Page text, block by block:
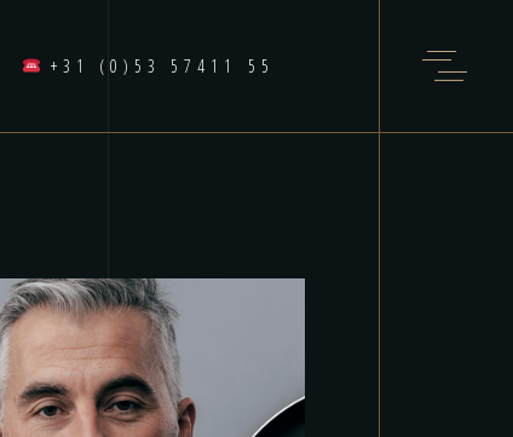
+31 (0)53 57411 55